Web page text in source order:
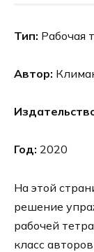
Тип: Рабочая
Автор:
Год: 2020
На этой
решение
рабочей
класс